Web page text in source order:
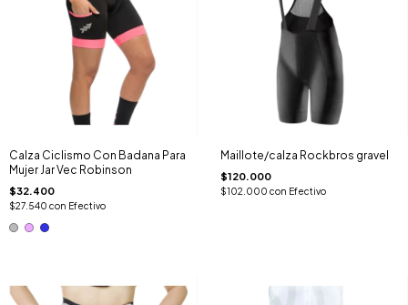
Calza Ciclismo Con Badana Para
Mujer Jar Vec Robinson
$32.400
$27.540 con Efectivo
Maillote/calza Rockbros gravel
$120.000
$102.000 con Efectivo